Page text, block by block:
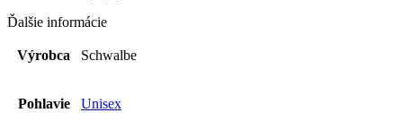
Ďalšie informácie
Výrobca Schwalbe
Pohlavie Unisex